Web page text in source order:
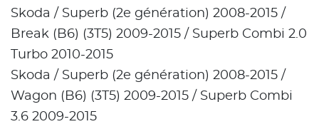
Skoda / Superb (2e génération) 2008-2015 /
Break (B6) (3T5) 2009-2015 / Superb Combi 2.0
Turbo 2010-2015
Skoda / Superb (2e génération) 2008-2015 /
Wagon (B6) (3T5) 2009-2015 / Superb Combi
3.6 2009-2015